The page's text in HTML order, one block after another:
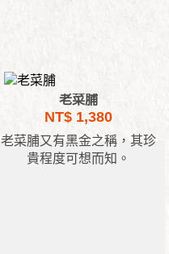
老菜脯
NT$ 1,380
老菜脯又有黑金之稱，其珍
貴程度可想而知。